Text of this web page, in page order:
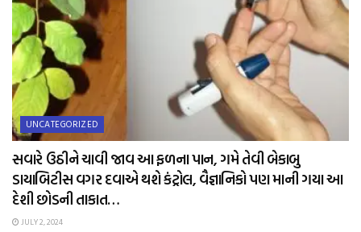
UNCATEGORIZED
સવારે ઉઠીને ચાવી જાવ આ ફળના પાન, ગમે તેવી બેકાબુ
ડાયાબિટીસ વગર દવાએ થશે કંટ્રોલ, વૈજ્ઞાનિકો પણ માની ગયા આ
દેશી છોડની તાકાત…
JULY 2, 2024